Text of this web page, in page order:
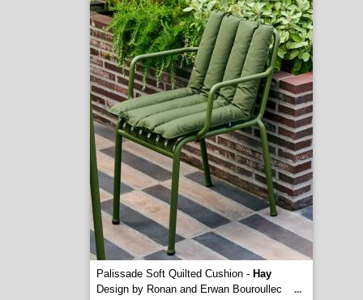
Palissade Soft Quilted Cushion - Hay
Design by Ronan and Erwan Bouroullec
...